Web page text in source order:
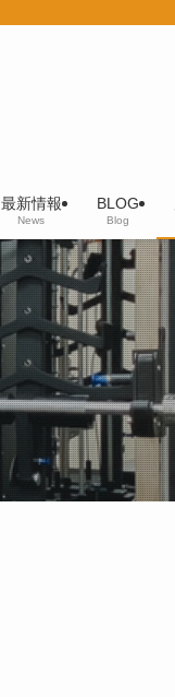
最新情報
News
BLOG
Blog